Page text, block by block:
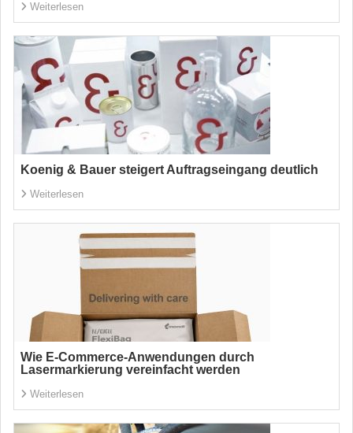
Weiterlesen
Koenig & Bauer steigert Auftragseingang deutlich
Weiterlesen
Wie E-Commerce-Anwendungen durch
Lasermarkierung vereinfacht werden
Weiterlesen